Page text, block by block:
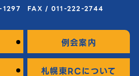
1297 FAX / 011-222-2744
例会案内
札幌東RCについて